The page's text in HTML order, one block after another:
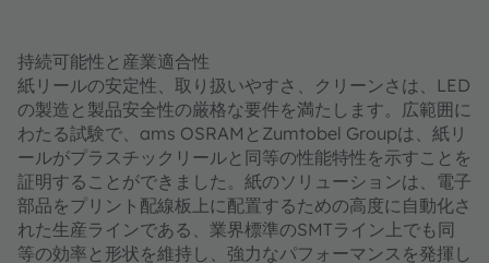
持続可能性と産業適合性
紙リールの安定性、取り扱いやすさ、クリーンさは、LED
の製造と製品安全性の厳格な要件を満たします。広範囲に
わたる試験で、ams OSRAMとZumtobel Groupは、紙リ
ールがプラスチックリールと同等の性能特性を示すことを
証明することができました。紙のソリューションは、電子
部品をプリント配線板上に配置するための高度に自動化さ
れた生産ラインである、業界標準のSMTライン上でも同
等の効率と形状を維持し、強力なパフォーマンスを発揮し